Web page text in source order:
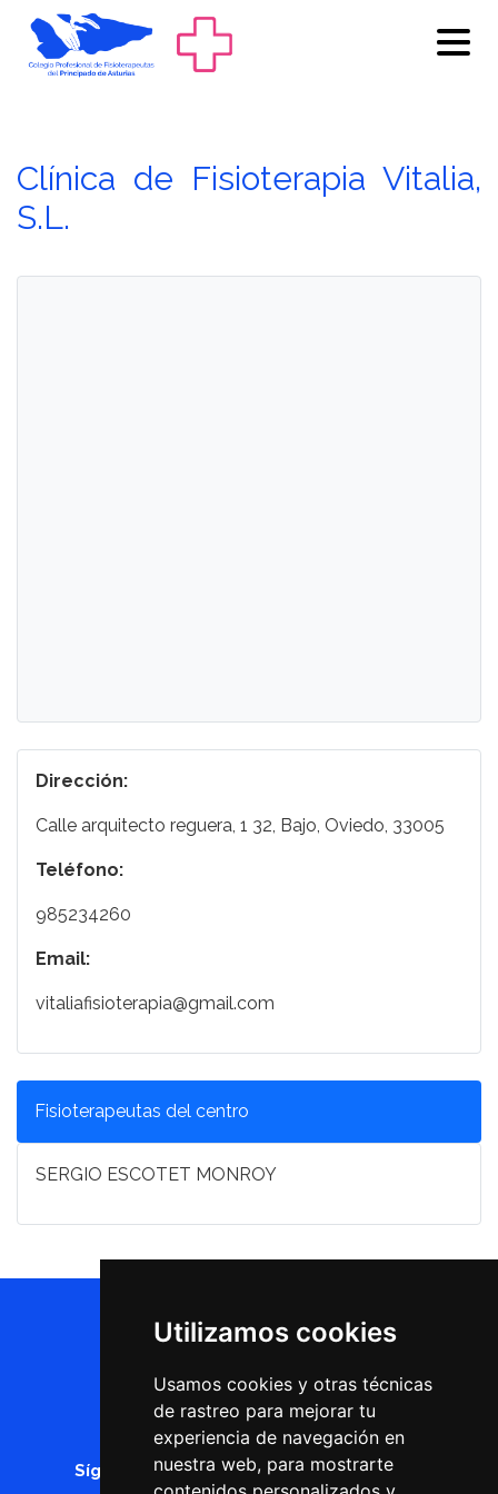
Utilizamos cookies
Usamos cookies y otras técnicas
de rastreo para mejorar tu
experiencia de navegación en
nuestra web, para mostrarte
Clínica de Fisioterapia Vitalia,
S.L.
Dirección:
Calle arquitecto reguera, 1 32, Bajo, Oviedo, 33005
Teléfono:
985234260
Email:
vitaliafisioterapia@gmail.com
Fisioterapeutas del centro
SERGIO ESCOTET MONROY
Síguenos en